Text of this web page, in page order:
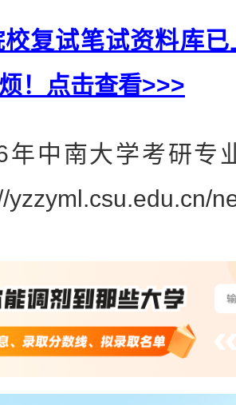
复试笔试资料库
！点击查看>>>
南大学考研专
yzzyml.csu.edu.cn/